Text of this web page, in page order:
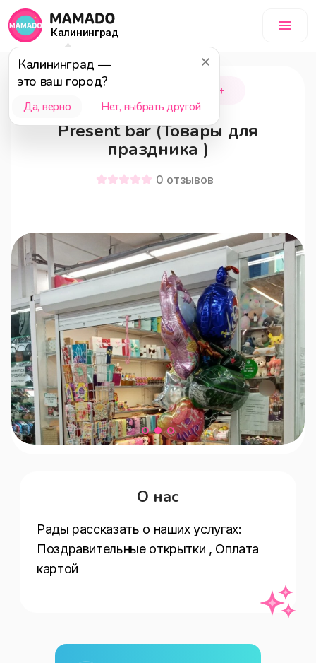
Калининград
Калининград —
это ваш город?
Да, верно Нет, выбрать другой
Калининград 18+
Present bar (Товары для
праздника )
0 отзывов
О нас
Рады рассказать о наших услугах:
Поздравительные открытки , Оплата
картой